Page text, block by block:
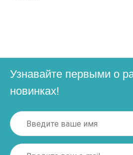
Узнавайте первыми о
новинках!